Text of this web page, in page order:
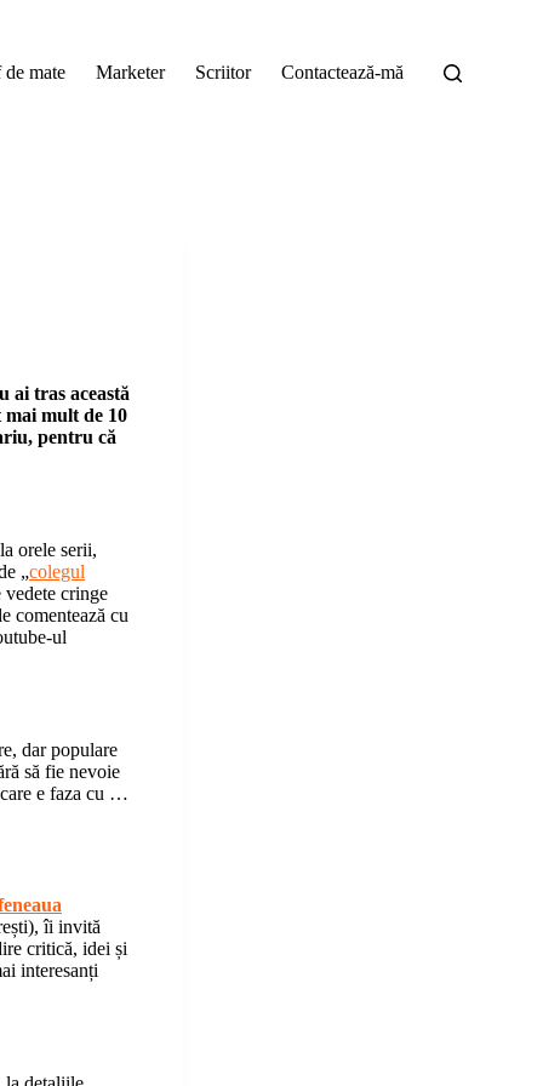
de mate Marketer Scriitor Contactează-mă
ai tras această
mai mult de 10
pentru că
orele serii,
„colegul
cringe
comentează cu
ul
dar populare
să fie nevoie
e faza cu …
îi invită
critică, idei și
interesanți